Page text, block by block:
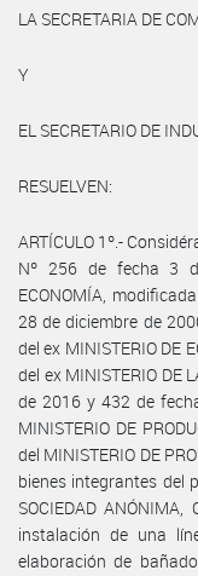
LA SECRETARIA DE
Y
EL SECRETARIO DE
RESUELVEN:
ARTÍCULO 1º.-
Nº 256 de fecha 3
ECONOMÍA,
28 de diciembre de
del ex MINISTERIO DE
del ex MINISTERIO DE
de 2016 y 432 de
MINISTERIO DE
del MINISTERIO DE
bienes integrantes del
SOCIEDAD
instalación de una
elaboración de